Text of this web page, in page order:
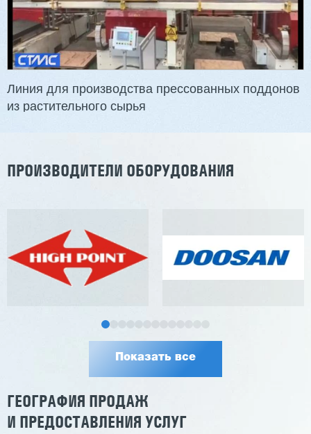
Линия для производства прессованных поддонов
из растительного сырья
ПРОИЗВОДИТЕЛИ ОБОРУДОВАНИЯ
Показать все
ГЕОГРАФИЯ ПРОДАЖ
И ПРЕДОСТАВЛЕНИЯ УСЛУГ